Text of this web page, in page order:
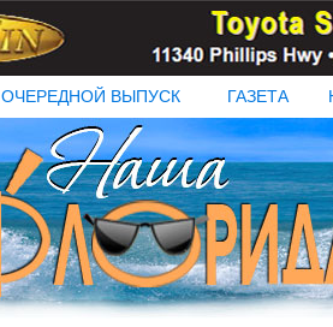
ОЧЕРЕДНОЙ ВЫПУСК ГАЗЕТА